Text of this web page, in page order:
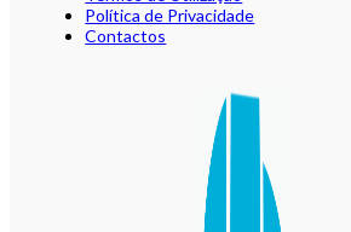
Política de Privacidade
Contactos